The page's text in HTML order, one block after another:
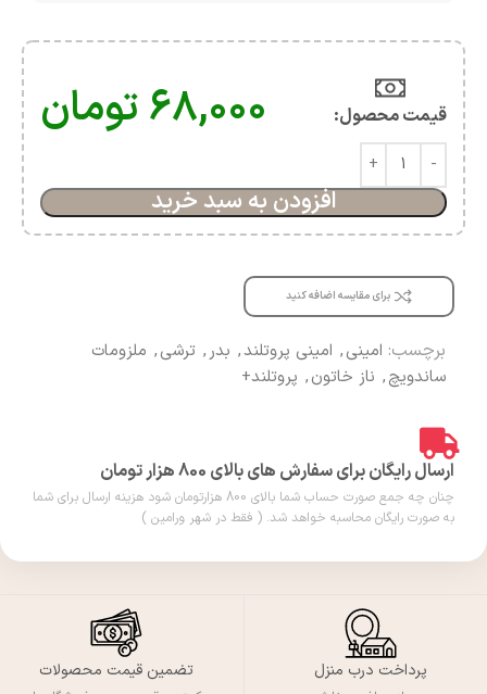
قیمت محصول:​ ۶۸,۰۰۰تومان
افزودن به سبد خرید
برای مقایسه اضافه کنید
برچسب: امینی, امینی پروتلند, بدر, ترشی, ملزومات
ساندویچ, ناز خاتون, پروتلند+
ارسال رایگان برای سفارش های بالای 800 هزار تومان
چنان چه جمع صورت حساب شما بالای 800 هزارتومان شود هزینه ارسال برای شما
به صورت رایگان محاسبه خواهد شد. ( فقط در شهر ورامین )
پرداخت درب منزل تضمین قیمت محصولات